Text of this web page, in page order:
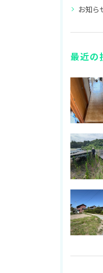
お知ら
最近の